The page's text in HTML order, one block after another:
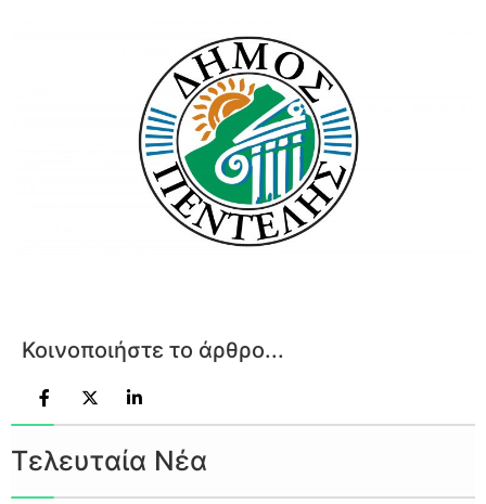
Κοινοποιήστε το άρθρο...
Τελευταία Νέα